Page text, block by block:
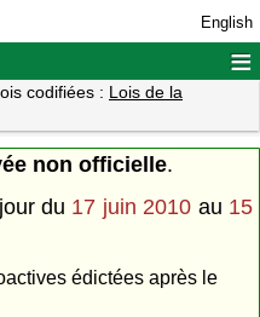
English
≡
codifiées : Lois de la
non officielle.
du 17 juin 2010 au 15
édictées après le